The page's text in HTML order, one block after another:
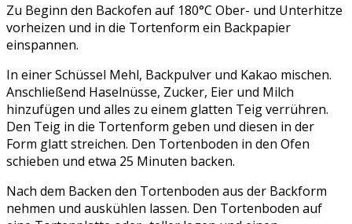
Zu Beginn den Backofen auf 180°C Ober- und Unterhitze
vorheizen und in die Tortenform ein Backpapier
einspannen.
In einer Schüssel Mehl, Backpulver und Kakao mischen.
Anschließend Haselnüsse, Zucker, Eier und Milch
hinzufügen und alles zu einem glatten Teig verrühren.
Den Teig in die Tortenform geben und diesen in der
Form glatt streichen. Den Tortenboden in den Ofen
schieben und etwa 25 Minuten backen.
Nach dem Backen den Tortenboden aus der Backform
nehmen und auskühlen lassen. Den Tortenboden auf